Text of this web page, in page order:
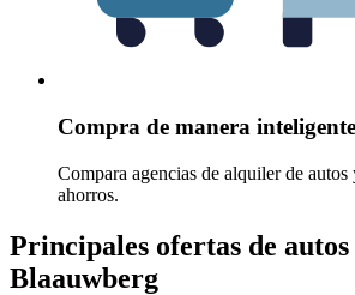
Compra de manera inteligente
Compara agencias de alquiler de autos
ahorros.
Principales ofertas de autos
Blaauwberg